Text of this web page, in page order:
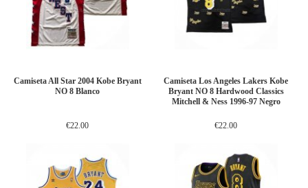
Camiseta All Star 2004 Kobe Bryant
NO 8 Blanco
€22.00
Camiseta Los Angeles Lakers Kobe
Bryant NO 8 Hardwood Classics
Mitchell & Ness 1996-97 Negro
€22.00